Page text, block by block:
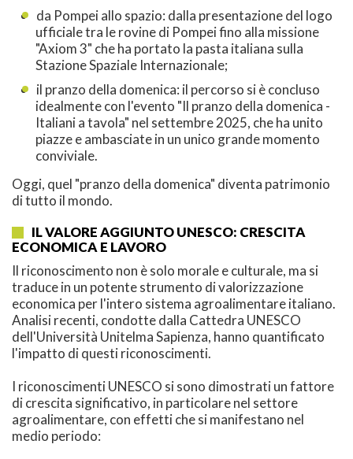
da Pompei allo spazio: dalla presentazione del logo
ufficiale tra le rovine di Pompei fino alla missione
"Axiom 3" che ha portato la pasta italiana sulla
Stazione Spaziale Internazionale;
il pranzo della domenica: il percorso si è concluso
idealmente con l'evento "Il pranzo della domenica -
Italiani a tavola" nel settembre 2025, che ha unito
piazze e ambasciate in un unico grande momento
conviviale.
Oggi, quel "pranzo della domenica" diventa patrimonio
di tutto il mondo.
IL VALORE AGGIUNTO UNESCO: CRESCITA
ECONOMICA E LAVORO
Il riconoscimento non è solo morale e culturale, ma si
traduce in un potente strumento di valorizzazione
economica per l'intero sistema agroalimentare italiano.
Analisi recenti, condotte dalla Cattedra UNESCO
dell'Università Unitelma Sapienza, hanno quantificato
l'impatto di questi riconoscimenti.
I riconoscimenti UNESCO si sono dimostrati un fattore
di crescita significativo, in particolare nel settore
agroalimentare, con effetti che si manifestano nel
medio periodo: